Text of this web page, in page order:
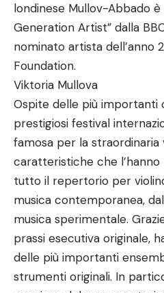
londinese Mullov-Abbado
Generation Artist” dalla
nominato artista dell’anno
Foundation.
Viktoria Mullova
Ospite delle più importanti
prestigiosi festival
famosa per la straordinaria
caratteristiche che
tutto il repertorio per
musica contemporanea,
musica sperimentale.
prassi esecutiva originale,
delle più importanti
strumenti originali. In